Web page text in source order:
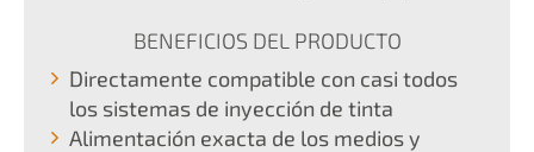
BENEFICIOS DEL PRODUCTO
Directamente compatible con casi todos
los sistemas de inyección de tinta
Alimentación exacta de los medios y